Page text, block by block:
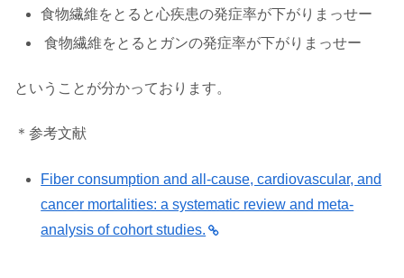
食物繊維をとると心疾患の発症率が下がりまっせー
食物繊維をとるとガンの発症率が下がりまっせー
ということが分かっております。
＊参考文献
Fiber consumption and all-cause, cardiovascular, and
cancer mortalities: a systematic review and meta-
analysis of cohort studies.